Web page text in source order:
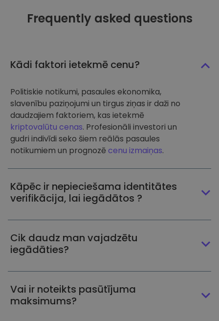
Frequently asked questions
Kādi faktori ietekmē cenu?
Politiskie notikumi, pasaules ekonomika,
slavenību paziņojumi un tirgus ziņas ir daži no
daudzajiem faktoriem, kas ietekmē
kriptovalūtu cenas. Profesionāli investori un
gudri indivīdi seko šiem reālās pasaules
notikumiem un prognozē cenu izmaiņas.
Kāpēc ir nepieciešama identitātes
verifikācija, lai iegādātos ?
Cik daudz man vajadzētu
iegādāties?
Vai ir noteikts pasūtījuma
maksimums?